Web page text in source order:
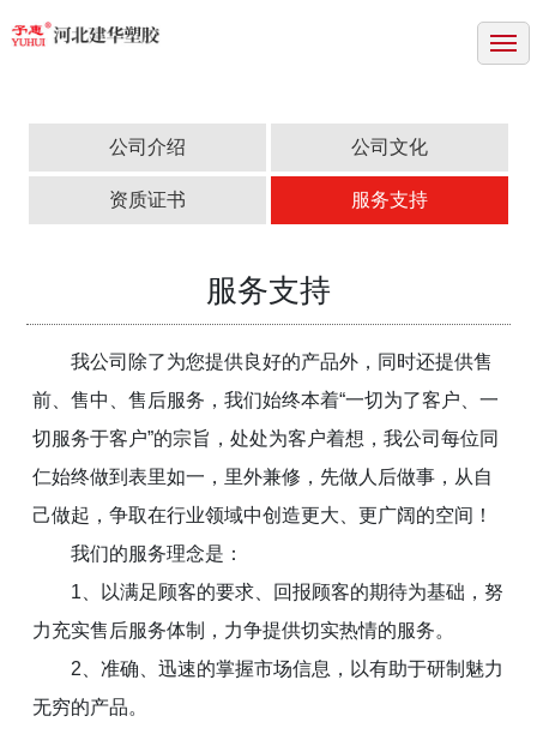
产品中心
成功案例
资质证书
联系方式
公司介绍 公司文化
资质证书 服务支持
服务支持
我公司除了为您提供良好的产品外，同时还提供售
前、售中、售后服务，我们始终本着“一切为了客户、一
切服务于客户”的宗旨，处处为客户着想，我公司每位同
仁始终做到表里如一，里外兼修，先做人后做事，从自
己做起，争取在行业领域中创造更大、更广阔的空间！
我们的服务理念是：
1、以满足顾客的要求、回报顾客的期待为基础，努
力充实售后服务体制，力争提供切实热情的服务。
2、准确、迅速的掌握市场信息，以有助于研制魅力
无穷的产品。